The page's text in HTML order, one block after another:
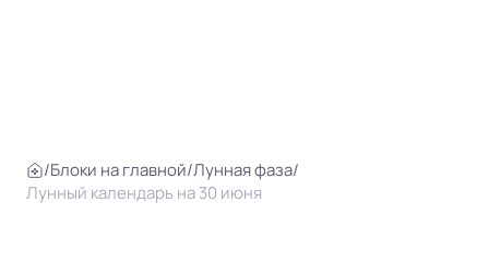
/Блоки на главной/Лунная фаза/
Лунный календарь на 30 июня